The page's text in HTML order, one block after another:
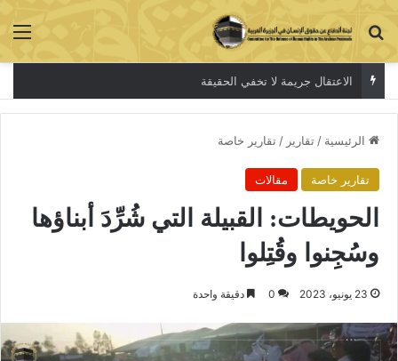
بحث عن
الاعتقال جريمة لا تخفي الحقيقة
الرئيسية / تقارير / تقارير خاصة
تقارير خاصة مقالات
الحويطات: القبيلة التي شُرِّدَ أبناؤها
وسُجِنوا وقُتِلوا
23 يونيو، 2023 0 دقيقة واحدة